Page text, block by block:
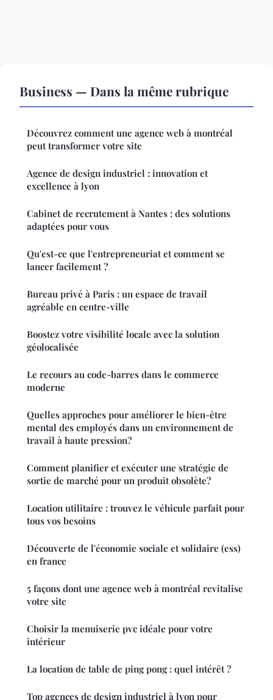
Business — Dans la même rubrique
Découvrez comment une agence web à montréal
peut transformer votre site
Agence de design industriel : innovation et
excellence à lyon
Cabinet de recrutement à Nantes : des solutions
adaptées pour vous
Qu'est-ce que l'entrepreneuriat et comment se
lancer facilement ?
Bureau privé à Paris : un espace de travail
agréable en centre-ville
Boostez votre visibilité locale avec la solution
géolocalisée
Le recours au code-barres dans le commerce
moderne
Quelles approches pour améliorer le bien-être
mental des employés dans un environnement de
travail à haute pression?
Comment planifier et exécuter une stratégie de
sortie de marché pour un produit obsolète?
Location utilitaire : trouvez le véhicule parfait pour
tous vos besoins
Découverte de l'économie sociale et solidaire (ess)
en france
5 façons dont une agence web à montréal revitalise
votre site
Choisir la menuiserie pvc idéale pour votre
intérieur
La location de table de ping pong : quel intérêt ?
Top agences de design industriel à lyon pour